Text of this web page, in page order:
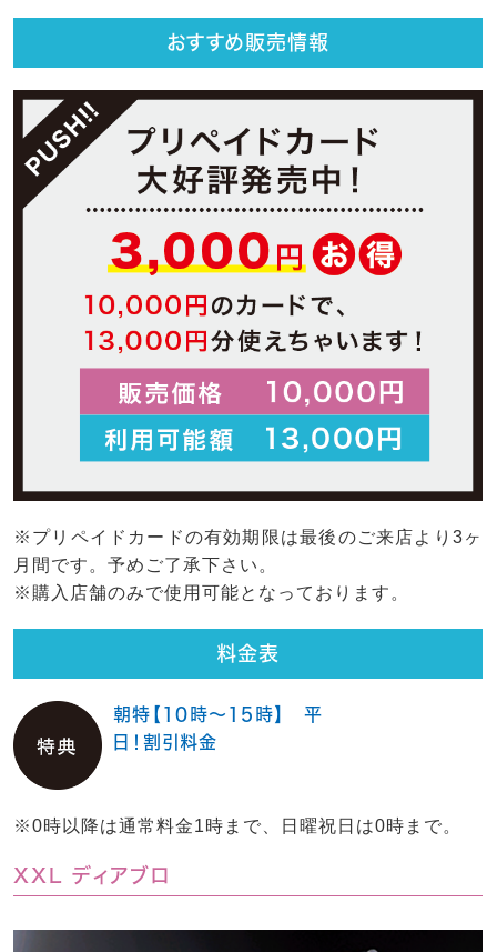
おすすめ販売情報
※プリペイドカードの有効期限は最後のご来店より3ヶ
月間です。予めご了承下さい。
※購入店舗のみで使用可能となっております。
料金表
朝特【10時～15時】 平
日！割引料金
※0時以降は通常料金1時まで、日曜祝日は0時まで。
XXL ディアブロ